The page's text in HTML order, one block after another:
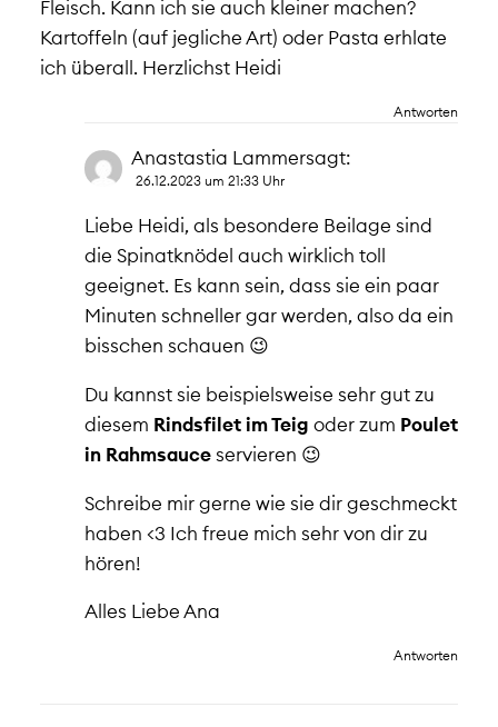
Fleisch. Kann ich sie auch kleiner machen?
Kartoffeln (auf jegliche Art) oder Pasta erhlate
ich überall. Herzlichst Heidi
Antworten
Anastastia Lammersagt:
26.12.2023 um 21:33 Uhr
Liebe Heidi, als besondere Beilage sind
die Spinatknödel auch wirklich toll
geeignet. Es kann sein, dass sie ein paar
Minuten schneller gar werden, also da ein
bisschen schauen 😉
Du kannst sie beispielsweise sehr gut zu
diesem Rindsfilet im Teig oder zum Poulet
in Rahmsauceservieren 😉
Schreibe mir gerne wie sie dir geschmeckt
haben <3 Ich freue mich sehr von dir zu
hören!
Alles Liebe Ana
Antworten